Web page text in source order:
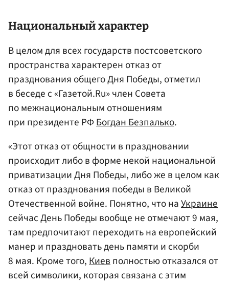
Национальный характер
В целом для всех государств постсоветского
пространства характерен отказ от
празднования общего Дня Победы, отметил
в беседе с «Газетой.Ru» член Совета
по межнациональным отношениям
при президенте РФБогдан Безпалько.
«Этот отказ от общности в праздновании
происходит либо в форме некой национальной
приватизации Дня Победы, либо же в целом как
отказ от празднования победы в Великой
Отечественной войне. Понятно, что наУкраине
сейчас День Победы вообще не отмечают 9 мая,
там предпочитают переходить на европейский
манер и праздновать день памяти и скорби
8 мая. Кроме того,Киевполностью отказался от
всей символики, которая связана с этим